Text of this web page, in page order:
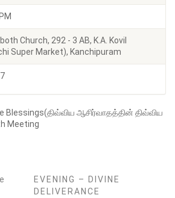
Church, 292 - 3 AB, K.A. Kovil
Super Market), Kanchipuram
Blessings(திவ்விய ஆசிர்வாதத்தின் திவ்விய
Meeting
EVENING – DIVINE
DELIVERANCE